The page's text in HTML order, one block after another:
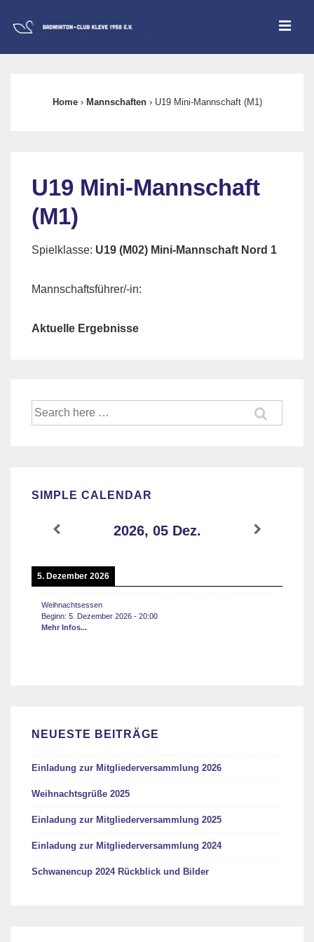
Zum
Home › Mannschaften › U19 Mini-Mannschaft (M1)
U19 Mini-Mannschaft
(M1)
Spielklasse: U19 (M02) Mini-Mannschaft Nord 1
Mannschaftsführer/-in:
Aktuelle Ergebnisse
Suche
SIMPLE CALENDAR
2026, 05 Dez.
5. Dezember 2026
Weihnachtsessen
Beginn: 5. Dezember 2026 - 20:00
Mehr Infos...
NEUESTE BEITRÄGE
Einladung zur Mitgliederversammlung 2026
Weihnachtsgrüße 2025
Einladung zur Mitgliederversammlung 2025
Einladung zur Mitgliederversammlung 2024
Schwanencup 2024 Rückblick und Bilder